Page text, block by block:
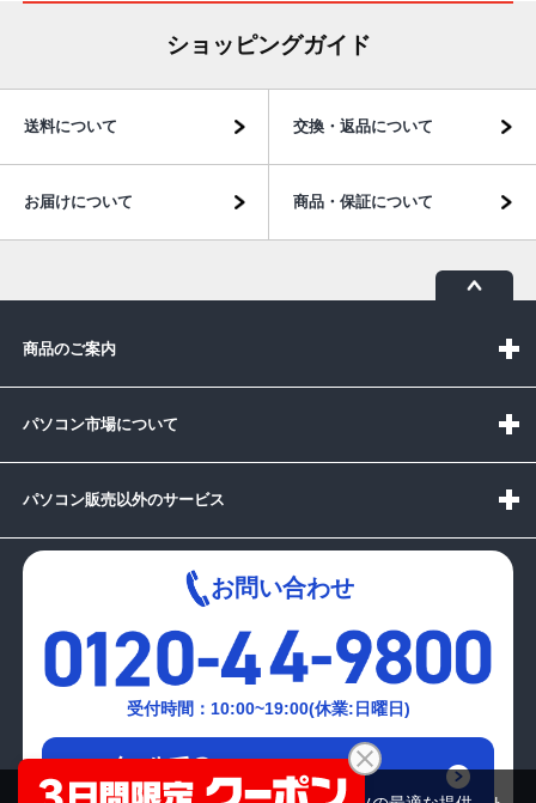
ショッピングガイド
送料について 交換・返品について
お届けについて 商品・保証について
商品のご案内
パソコン市場について
パソコン販売以外のサービス
お問い合わせ
受付時間：10:00~19:00(休業:日曜日)
メールでの
お問い合わせはこちら